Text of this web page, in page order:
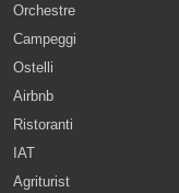
Orchestre
Campeggi
Ostelli
Airbnb
Ristoranti
IAT
Agriturist